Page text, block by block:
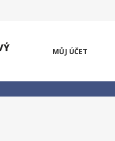
MŮJ ÚČET